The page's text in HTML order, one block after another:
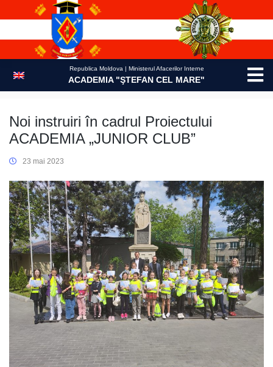
Republica Moldova | Ministerul Afacerilor Interne
ACADEMIA "ŞTEFAN CEL MARE"
Noi instruiri în cadrul Proiectului
ACADEMIA „JUNIOR CLUB”
23 mai 2023